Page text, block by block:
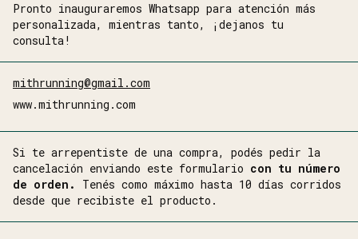
Pronto inauguraremos Whatsapp para atención más
personalizada, mientras tanto, ¡dejanos tu
consulta!
mithrunning@gmail.com
www.mithrunning.com
Si te arrepentiste de una compra, podés pedir la
cancelación enviando este formulario con tu número
de orden.
Tenés como máximo hasta 10 días corridos
desde que recibiste el producto.